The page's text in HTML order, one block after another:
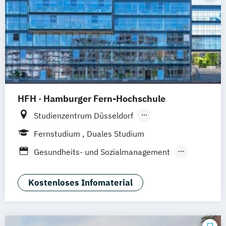
HFH · Hamburger Fern-Hochschule
Studienzentrum Düsseldorf
Studienzentrum Hamburg
Studienzentrum Stuttgart
Studienzentrum Berlin
Studienzentrum Nürnberg
Studienzentrum Kassel
Studienzentrum Essen
Fernstudium
Duales Studium
Gesundheits- und Sozialmanagement
Pflegemanagement
Therapie- und Pflegewissenschaften dual
Kostenloses Infomaterial